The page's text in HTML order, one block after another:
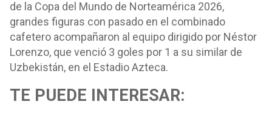
de la Copa del Mundo de Norteamérica 2026,
grandes figuras con pasado en el combinado
cafetero acompañaron al equipo dirigido por Néstor
Lorenzo, que venció 3 goles por 1 a su similar de
Uzbekistán, en el Estadio Azteca.
TE PUEDE INTERESAR: